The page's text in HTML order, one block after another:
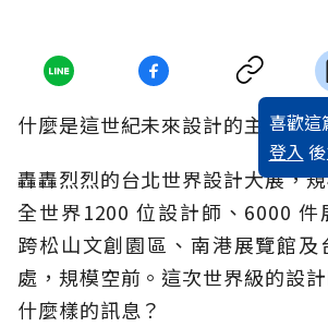
喜歡這
登入
什麼是這世紀未來設計的主流思
轟轟烈烈的台北世界設計大展，
全世界1200 位設計師、6000 件
跨松山文創園區、南港展覽館及
處，規模空前。這次世界級的設
什麼樣的訊息？